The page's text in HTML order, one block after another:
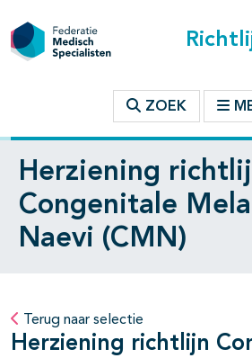
ZOEK
Herziening
Congenitale
Naevi (CMN)
Terug naar selectie
Herziening richtlijn